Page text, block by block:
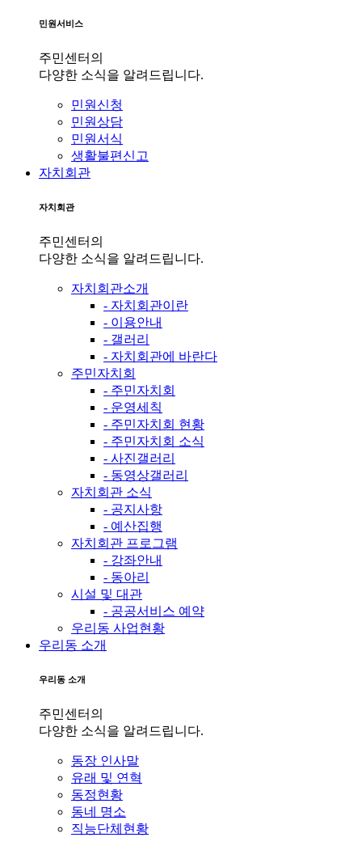
민원서비스
주민센터의
다양한 소식을 알려드립니다.
민원신청
민원상담
민원서식
생활불편신고
자치회관
자치회관
주민센터의
다양한 소식을 알려드립니다.
자치회관소개
- 자치회관이란
- 이용안내
- 갤러리
- 자치회관에 바란다
주민자치회
- 주민자치회
- 운영세칙
- 주민자치회 현황
- 주민자치회 소식
- 사진갤러리
- 동영상갤러리
자치회관 소식
- 공지사항
- 예산집행
자치회관 프로그램
- 강좌안내
- 동아리
시설 및 대관
- 공공서비스 예약
우리동 사업현황
우리동 소개
우리동 소개
주민센터의
다양한 소식을 알려드립니다.
동장 인사말
유래 및 연혁
동정현황
동네 명소
직능단체현황